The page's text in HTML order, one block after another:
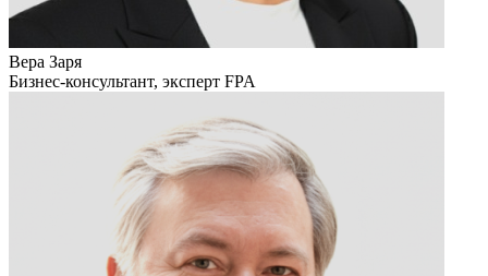
Вера Заря
Бизнес-консультант, эксперт FPA